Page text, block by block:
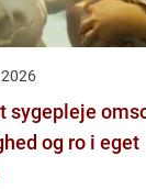
omsorg,
og ro i eget